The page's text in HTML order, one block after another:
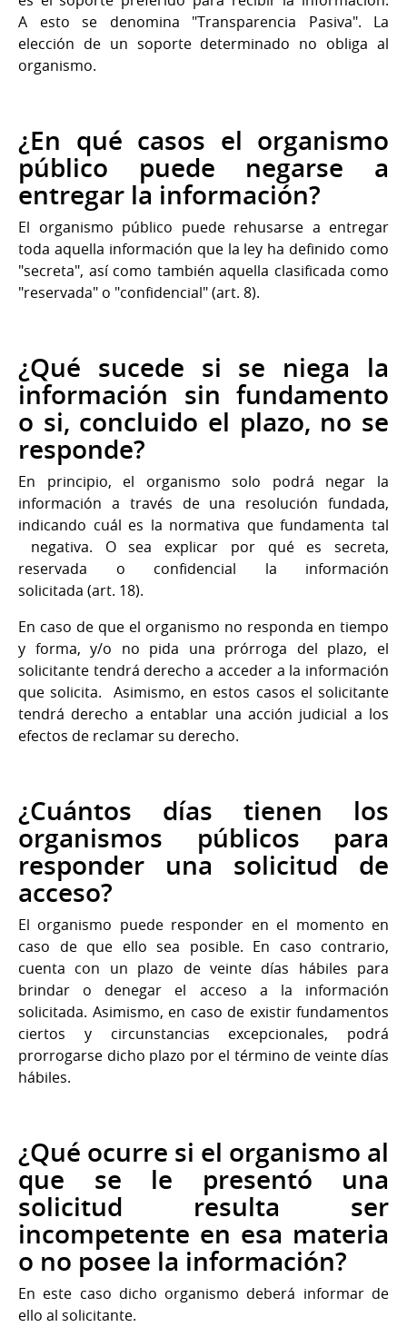
A esto se denomina "Transparencia Pasiva". La
elección de un soporte determinado no obliga al
organismo.
¿En qué casos el organismo
público puede negarse a
entregar la información?
El organismo público puede rehusarse a entregar
toda aquella información que la ley ha definido como
"secreta", así como también aquella clasificada como
"reservada" o "confidencial" (art. 8).
¿Qué sucede si se niega la
información sin fundamento
o si, concluido el plazo, no se
responde?
En principio, el organismo solo podrá negar la
información a través de una resolución fundada,
indicando cuál es la normativa que fundamenta tal
negativa. O sea explicar por qué es secreta,
reservada o confidencial la información
solicitada (art. 18).
En caso de que el organismo no responda en tiempo
y forma, y/o no pida una prórroga del plazo, el
solicitante tendrá derecho a acceder a la información
que solicita. Asimismo, en estos casos el solicitante
tendrá derecho a entablar una acción judicial a los
efectos de reclamar su derecho.
¿Cuántos días tienen los
organismos públicos para
responder una solicitud de
acceso?
El organismo puede responder en el momento en
caso de que ello sea posible. En caso contrario,
cuenta con un plazo de veinte días hábiles para
brindar o denegar el acceso a la información
solicitada. Asimismo, en caso de existir fundamentos
ciertos y circunstancias excepcionales, podrá
prorrogarse dicho plazo por el término de veinte días
hábiles.
¿Qué ocurre si el organismo al
que se le presentó una
solicitud resulta ser
incompetente en esa materia
o no posee la información?
En este caso dicho organismo deberá informar de
ello al solicitante.